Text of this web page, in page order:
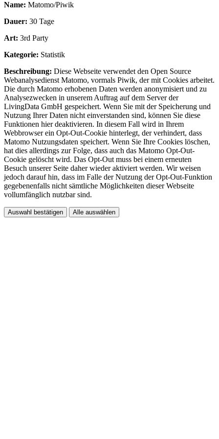
Name: Matomo/Piwik
Dauer: 30 Tage
Art: 3rd Party
Kategorie: Statistik
Beschreibung: Diese Webseite verwendet den Open Source
Webanalysedienst Matomo, vormals Piwik, der mit Cookies arbeitet.
Die durch Matomo erhobenen Daten werden anonymisiert und zu
Analysezwecken in unserem Auftrag auf dem Server der
LivingData GmbH gespeichert. Wenn Sie mit der Speicherung und
Nutzung Ihrer Daten nicht einverstanden sind, können Sie diese
Funktionen hier deaktivieren. In diesem Fall wird in Ihrem
Webbrowser ein Opt-Out-Cookie hinterlegt, der verhindert, dass
Matomo Nutzungsdaten speichert. Wenn Sie Ihre Cookies löschen,
hat dies allerdings zur Folge, dass auch das Matomo Opt-Out-
Cookie gelöscht wird. Das Opt-Out muss bei einem erneuten
Besuch unserer Seite daher wieder aktiviert werden. Wir weisen
jedoch darauf hin, dass im Falle der Nutzung der Opt-Out-Funktion
gegebenenfalls nicht sämtliche Möglichkeiten dieser Webseite
vollumfänglich nutzbar sind.
Auswahl bestätigen Alle auswählen